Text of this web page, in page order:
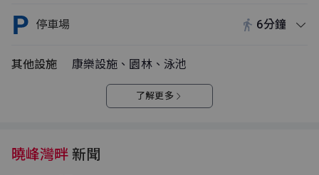
停車場 6分鐘
其他設施 康樂設施、園林、泳池
了解更多
曉峰灣畔 新聞